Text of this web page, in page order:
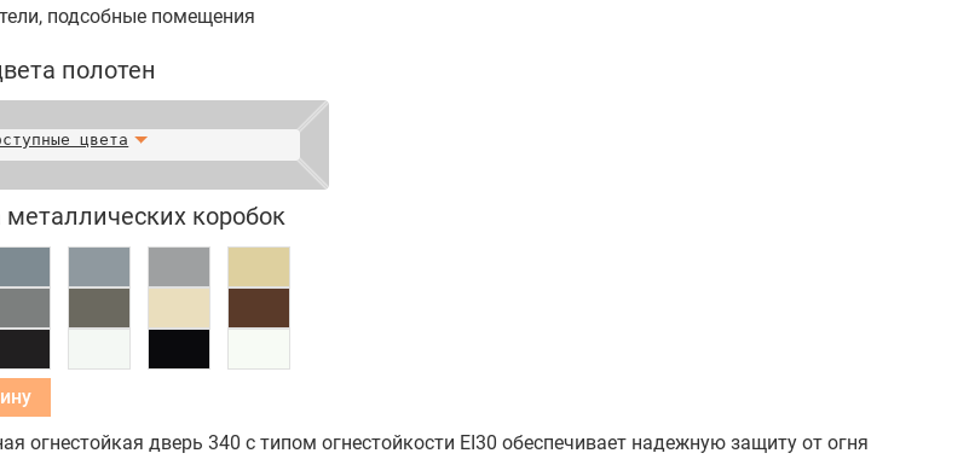
подсобные помещения
полотен
цвета
коробок
огнестойкая дверь 340 с типом огнестойкости EI30 обеспечивает надежную защиту от огня